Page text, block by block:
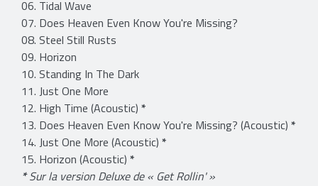
06. Tidal Wave
07. Does Heaven Even Know You're Missing?
08. Steel Still Rusts
09. Horizon
10. Standing In The Dark
11. Just One More
12. High Time (Acoustic) *
13. Does Heaven Even Know You're Missing? (Acoustic) *
14. Just One More (Acoustic) *
15. Horizon (Acoustic) *
*Sur la version Deluxe de « Get Rollin' »